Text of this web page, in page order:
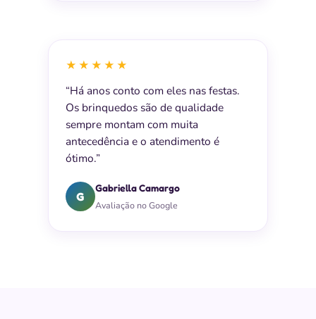
★★★★★
“Há anos conto com eles nas festas.
Os brinquedos são de qualidade
sempre montam com muita
antecedência e o atendimento é
ótimo.”
G
Gabriella Camargo
Avaliação no Google